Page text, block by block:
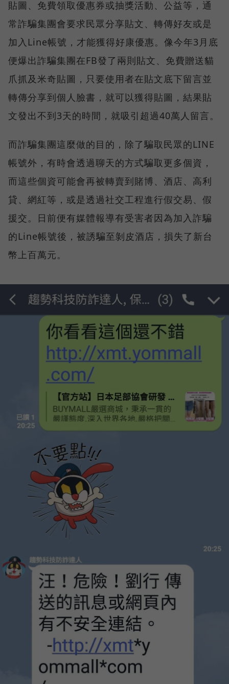
貼圖、免費領取優惠券或抽獎活動、公益等，通
常詐騙集團會要求民眾分享貼文、轉傳好友或是
加入Line帳號，才能獲得好康優惠。像今年3月底
便爆出詐騙集團在FB發了兩則貼文、免費贈送貓
爪抓及米奇貼圖，只要使用者在貼文底下留言並
轉傳分享到個人臉書，就可以獲得貼圖，結果貼
文發出不到3天的時間，就吸引超過40萬人留言。
而詐騙集團這麼做的目的，除了騙取民眾的LINE
帳號外，有時會透過聊天的方式騙取更多個資，
而這些個資可能會再被轉賣到賭博、酒店、高利
貸、網紅等，或是透過社交工程進行假交易、假
援交。日前便有媒體報導有受害者因為加入詐騙
的Line帳號後，被誘騙至剝皮酒店，損失了新台
幣上百萬元。